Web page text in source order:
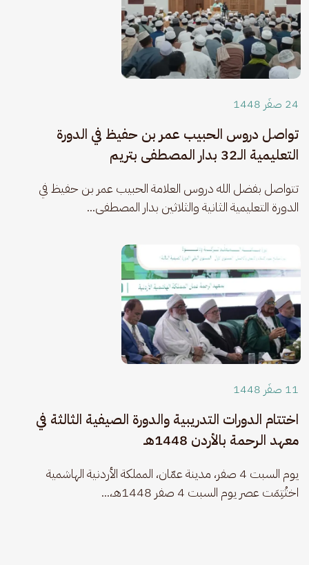
24 صفَر 1448
تواصل دروس الحبيب عمر بن حفيظ في الدورة
التعليمية الـ32 بدار المصطفى بتريم
​تتواصل بفضل الله دروس العلامة الحبيب عمر بن حفيظ في
الدورة التعليمية الثانية والثلاثين بدار المصطفى...
11 صفَر 1448
اختتام الدورات التدريبية والدورة الصيفية الثالثة في
معهد الرحمة بالأردن 1448هـ
يوم السبت 4 صفر، مدينة عمّان، المملكة الأردنية الهاشمية
اختُتِمَت عصر يوم السبت 4 صفر 1448هـ،...